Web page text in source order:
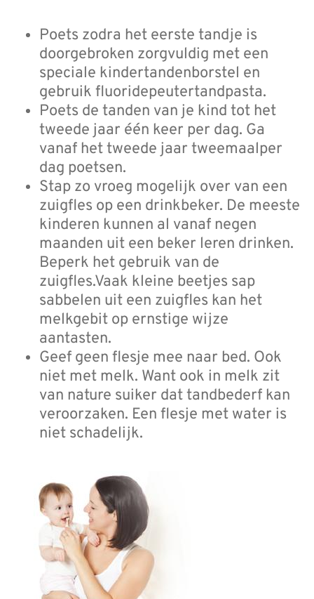
Poets zodra het eerste tandje is
doorgebroken zorgvuldig met een
speciale kindertandenborstel en
gebruik fluoridepeutertandpasta.
Poets de tanden van je kind tot het
tweede jaar één keer per dag. Ga
vanaf het tweede jaar tweemaalper
dag poetsen.
Stap zo vroeg mogelijk over van een
zuigfles op een drinkbeker. De meeste
kinderen kunnen al vanaf negen
maanden uit een beker leren drinken.
Beperk het gebruik van de
zuigfles.Vaak kleine beetjes sap
sabbelen uit een zuigfles kan het
melkgebit op ernstige wijze
aantasten.
Geef geen flesje mee naar bed. Ook
niet met melk. Want ook in melk zit
van nature suiker dat tandbederf kan
veroorzaken. Een flesje met water is
niet schadelijk.